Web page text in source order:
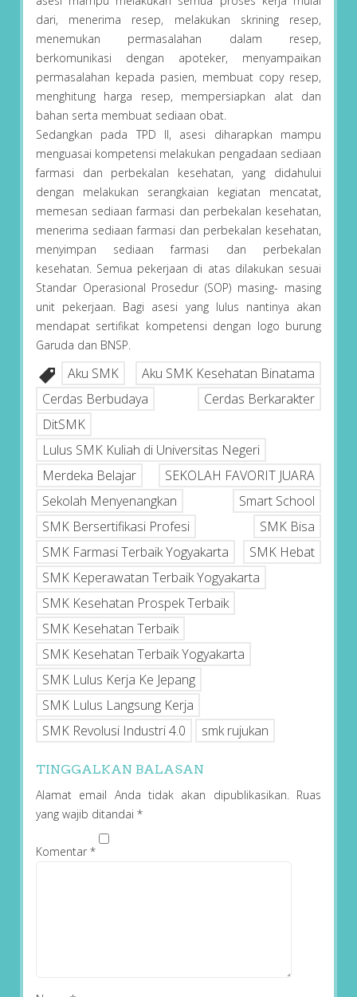
dari, menerima resep, melakukan skrining resep,
menemukan permasalahan dalam resep,
berkomunikasi dengan apoteker, menyampaikan
permasalahan kepada pasien, membuat copy resep,
menghitung harga resep, mempersiapkan alat dan
bahan serta membuat sediaan obat.
Sedangkan pada TPD II, asesi diharapkan mampu
menguasai kompetensi melakukan pengadaan sediaan
farmasi dan perbekalan kesehatan, yang didahului
dengan melakukan serangkaian kegiatan mencatat,
memesan sediaan farmasi dan perbekalan kesehatan,
menerima sediaan farmasi dan perbekalan kesehatan,
menyimpan sediaan farmasi dan perbekalan
kesehatan. Semua pekerjaan di atas dilakukan sesuai
Standar Operasional Prosedur (SOP) masing- masing
unit pekerjaan. Bagi asesi yang lulus nantinya akan
mendapat sertifikat kompetensi dengan logo burung
Garuda dan BNSP.
Aku SMK
Aku SMK Kesehatan Binatama
Cerdas Berbudaya
Cerdas Berkarakter
DitSMK
Lulus SMK Kuliah di Universitas Negeri
Merdeka Belajar
SEKOLAH FAVORIT JUARA
Sekolah Menyenangkan
Smart School
SMK Bersertifikasi Profesi
SMK Bisa
SMK Farmasi Terbaik Yogyakarta
SMK Hebat
SMK Keperawatan Terbaik Yogyakarta
SMK Kesehatan Prospek Terbaik
SMK Kesehatan Terbaik
SMK Kesehatan Terbaik Yogyakarta
SMK Lulus Kerja Ke Jepang
SMK Lulus Langsung Kerja
SMK Revolusi Industri 4.0
smk rujukan
TINGGALKAN BALASAN
Alamat email Anda tidak akan dipublikasikan.
Ruas
yang wajib ditandai *
Komentar *